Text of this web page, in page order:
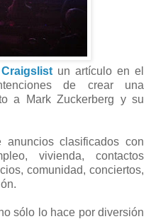
Craigslist un artículo en el
de crear una
a Mark Zuckerberg y su
clasificados con
vivienda, contactos
comunidad, conciertos,
sólo lo hace por diversión